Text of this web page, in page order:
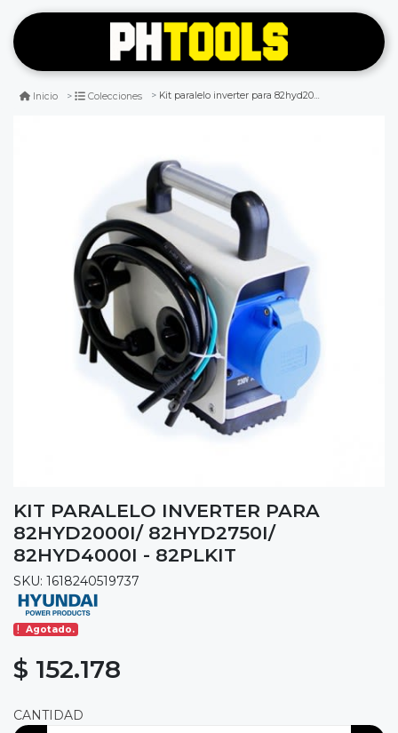
Inicio Colecciones Kit paralelo inverter para 82hyd2000i/ 82hyd2750i/ 82hyd4000i - 82plkit
KIT PARALELO INVERTER PARA
82HYD2000I/ 82HYD2750I/
82HYD4000I - 82PLKIT
SKU: 1618240519737
Agotado.
$ 152.178
CANTIDAD